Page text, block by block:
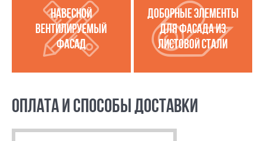
НАВЕСНОЙ
ВЕНТИЛИРУЕМЫЙ
ФАСАД
ДОБОРНЫЕ ЭЛЕМЕНТЫ
ДЛЯ ФАСАДА ИЗ
ЛИСТОВОЙ СТАЛИ
ОПЛАТА И СПОСОБЫ ДОСТАВКИ